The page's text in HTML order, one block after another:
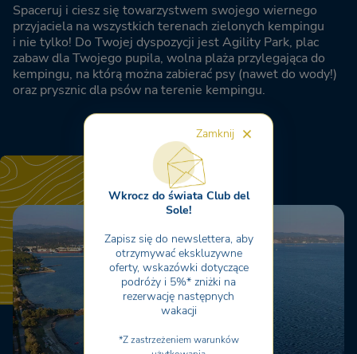
Spaceruj i ciesz się towarzystwem swojego wiernego
przyjaciela na wszystkich terenach zielonych kempingu
i nie tylko! Do Twojej dyspozycji jest Agility Park, plac
zabaw dla Twojego pupila, wolna plaża przylegająca do
kempingu, na którą można zabierać psy (nawet do wody!)
oraz prysznic dla psów na terenie kempingu.
Zamknij
Wkrocz do świata Club del
Sole!
Zapisz się do newslettera, aby
otrzymywać ekskluzywne
oferty, wskazówki dotyczące
podróży i 5%* zniżki na
rezerwację następnych
wakacji
*Z zastrzeżeniem warunków